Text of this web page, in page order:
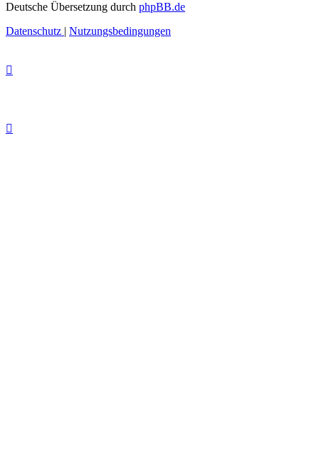
Deutsche Übersetzung durch phpBB.de
Datenschutz | Nutzungsbedingungen